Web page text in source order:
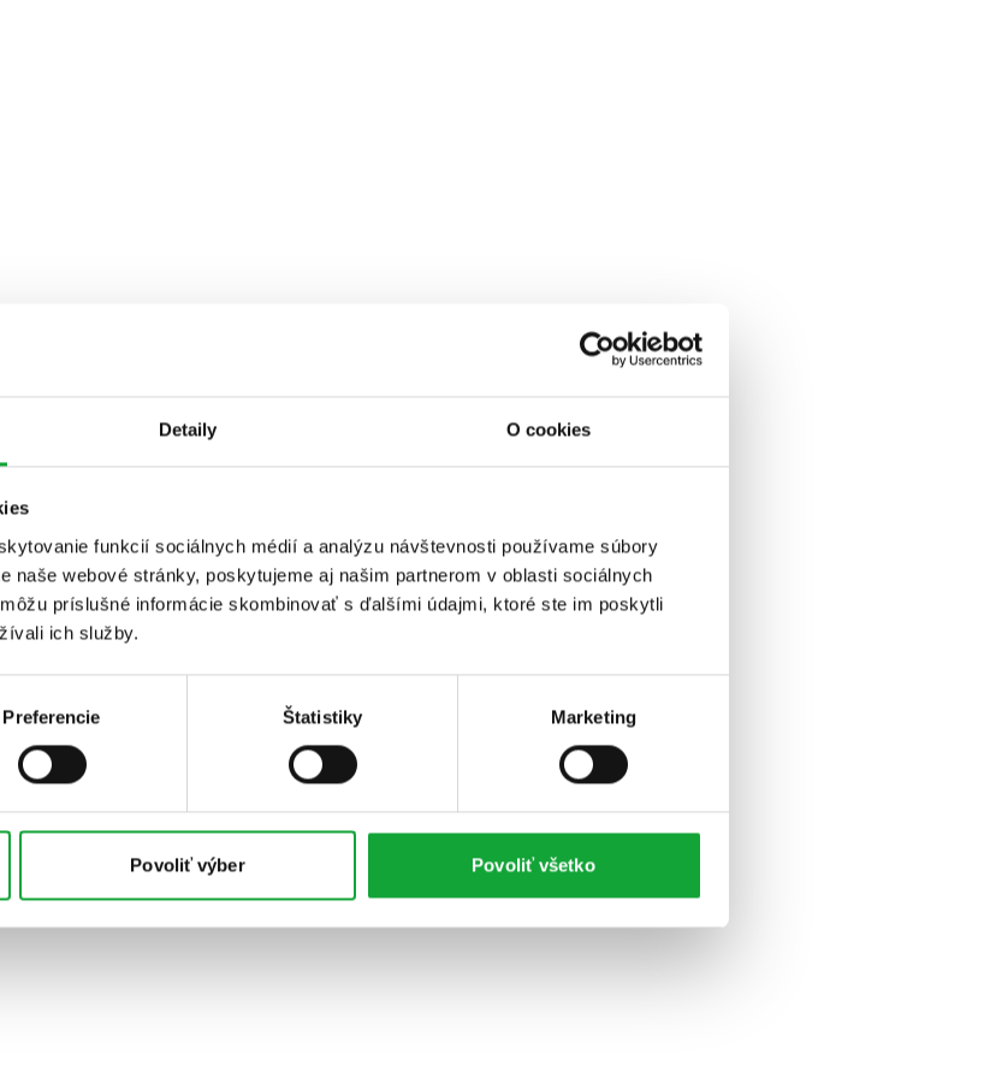
Detaily O cookies
funkcií sociálnych médií a analýzu návštevnosti používame súbory
naše webové stránky, poskytujeme aj našim partnerom v oblasti sociálnych
príslušné informácie skombinovať s ďalšími údajmi, ktoré ste im poskytli
ich služby.
Preferencie Štatistiky Marketing
Povoliť výber Povoliť všetko